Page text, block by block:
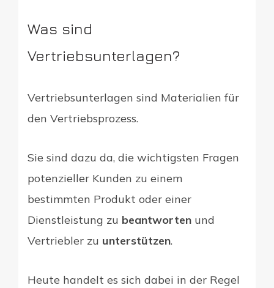
Was sind
Vertriebsunterlagen?
Vertriebsunterlagen sind Materialien für
den Vertriebsprozess.
Sie sind dazu da, die wichtigsten Fragen
potenzieller Kunden zu einem
bestimmten Produkt oder einer
Dienstleistung zu beantworten und
Vertriebler zu unterstützen.
Heute handelt es sich dabei in der Regel